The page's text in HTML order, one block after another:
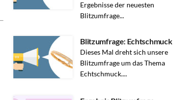
Ergebnisse der neuesten
Blitzumfrage...
Blitzumfrage: Echtschmuck
Dieses Mal dreht sich unsere
Blitzumfrage um das Thema
Echtschmuck....